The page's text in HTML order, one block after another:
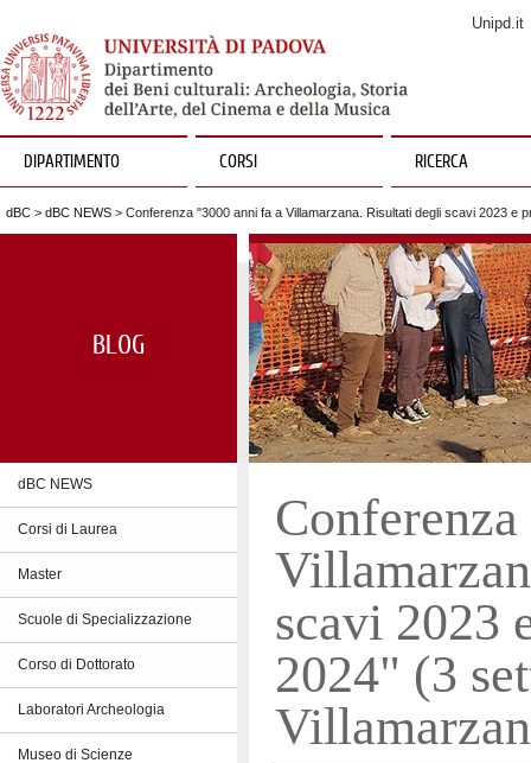
Unipd.it
DIPARTIMENTO CORSI RICERCA
dBC > dBC NEWS > Conferenza "3000 anni fa a Villamarzana. Risultati degli scavi 2023 e
BLOG
dBC NEWS
Corsi di Laurea
Master
Scuole di Specializzazione
Corso di Dottorato
Laboratori Archeologia
Museo di Scienze
scavi 2023
2024" (3